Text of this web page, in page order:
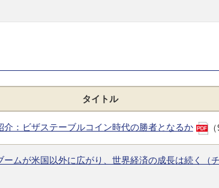
タイトル
介：ビザステーブルコイン時代の勝者となるか （
ームが米国以外に広がり、世界経済の成長は続く（